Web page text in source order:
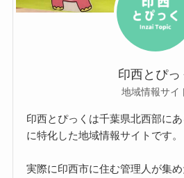
印西とぴっ
地域情報サイ
印西とぴっくは千葉県北西部に
に特化した地域情報サイトです。
実際に印西市に住む管理人が集